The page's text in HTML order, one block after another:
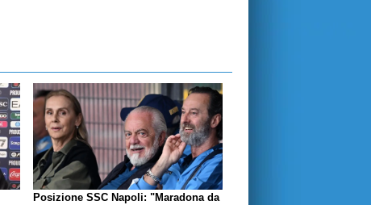
Posizione SSC Napoli: "Maradona da